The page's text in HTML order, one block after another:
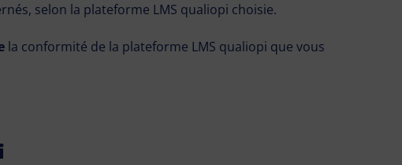
selon la plateforme LMS qualiopi choisie.
la conformité de la plateforme LMS qualiopi que vous